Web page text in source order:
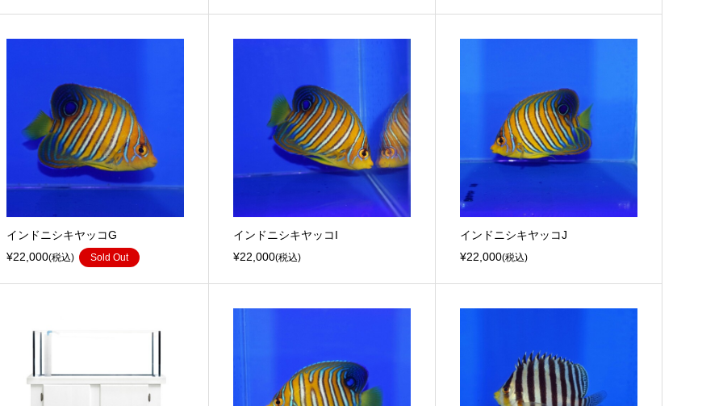
インドニシキヤッコG
¥22,000(税込) Sold Out
インドニシキヤッコI
¥22,000(税込)
インドニシキヤッコJ
¥22,000(税込)